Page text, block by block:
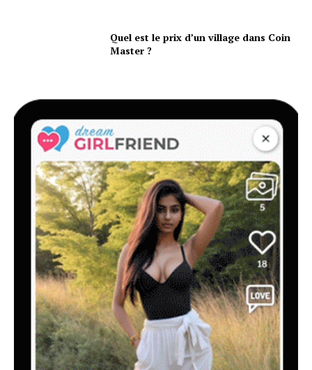
Quel est le prix d’un village dans Coin
Master ?